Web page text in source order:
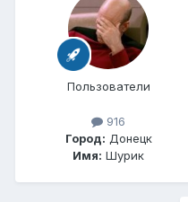
Пользователи
916
Город: Донецк
Имя: Шурик